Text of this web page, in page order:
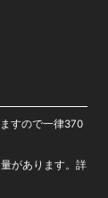
すので一律370
があります。詳